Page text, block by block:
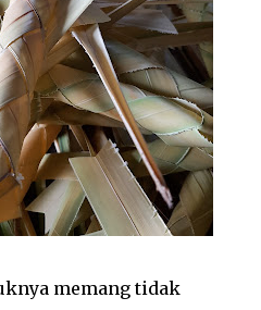
memang tidak